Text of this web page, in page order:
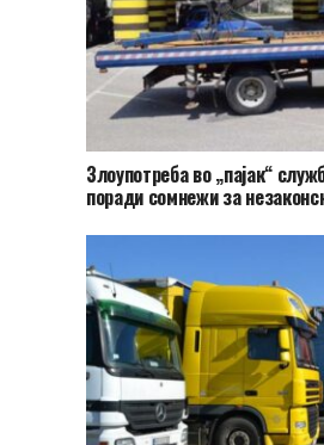
Злоупотреба во „пајак“
поради сомнежи за